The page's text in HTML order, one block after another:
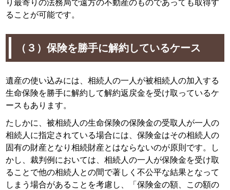
り最寄りの法務局で遠方の不動産のものであっても取得す
ることが可能です。
（３）保険を勝手に解約しているケース
遺産の使い込みには、相続人の一人が被相続人の加入する
生命保険を勝手に解約して解約返戻金を受け取っているケ
ースもあります。
たしかに、被相続人の生命保険の保険金の受取人が一人の
相続人に指定されている場合には、保険金はその相続人の
固有の財産となり相続財産とはならないのが原則です。し
かし、裁判例においては、相続人の一人が保険金を受け取
ることで他の相続人との間で著しく不公平な結果となって
しまう場合があることを考慮し、「保険金の額、この額の